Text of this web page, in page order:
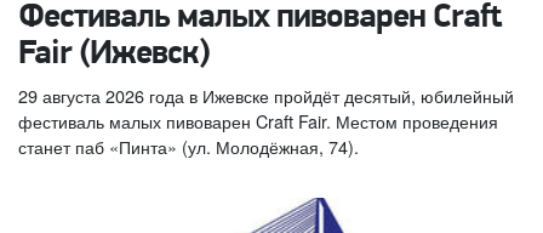
Фестиваль малых пивоварен Craft
Fair (Ижевск)
29 августа 2026 года в Ижевске пройдёт десятый, юбилейный
фестиваль малых пивоварен Craft Fair. Местом проведения
станет паб «Пинта» (ул. Молодёжная, 74).